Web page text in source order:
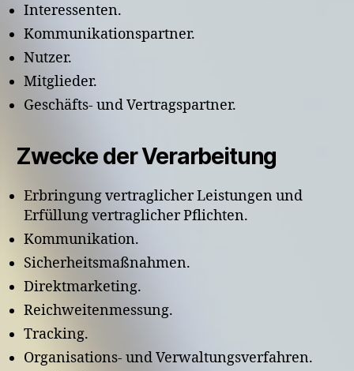
Interessenten.
Kommunikationspartner.
Nutzer.
Mitglieder.
Geschäfts- und Vertragspartner.
Zwecke der Verarbeitung
Erbringung vertraglicher Leistungen und
Erfüllung vertraglicher Pflichten.
Kommunikation.
Sicherheitsmaßnahmen.
Direktmarketing.
Reichweitenmessung.
Tracking.
Organisations- und Verwaltungsverfahren.